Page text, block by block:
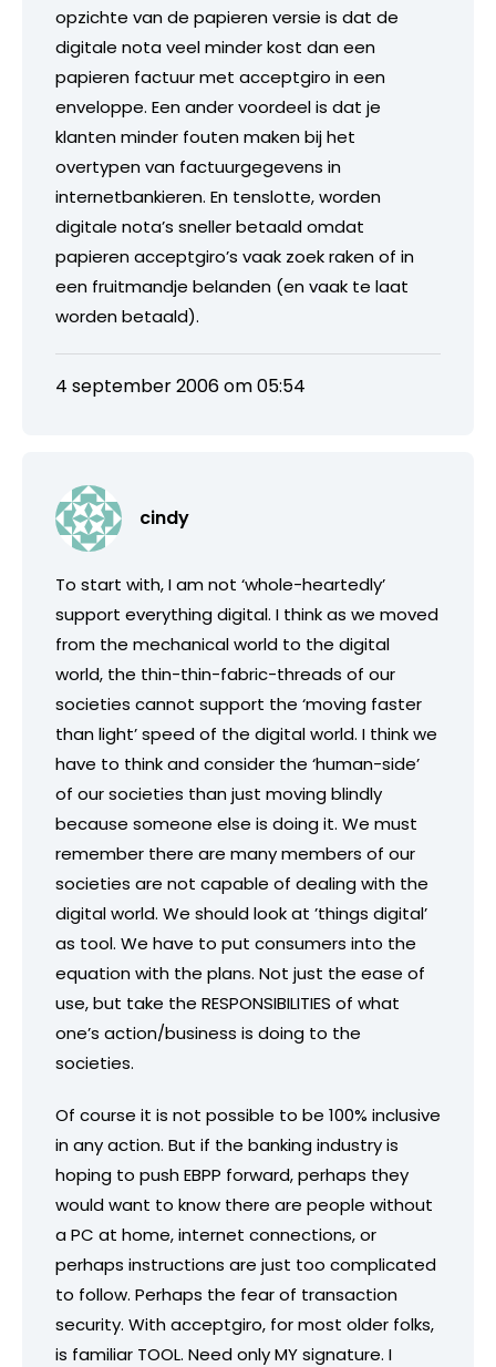
opzichte van de papieren versie is dat de
digitale nota veel minder kost dan een
papieren factuur met acceptgiro in een
enveloppe. Een ander voordeel is dat je
klanten minder fouten maken bij het
overtypen van factuurgegevens in
internetbankieren. En tenslotte, worden
digitale nota’s sneller betaald omdat
papieren acceptgiro’s vaak zoek raken of in
een fruitmandje belanden (en vaak te laat
worden betaald).
4 september 2006 om 05:54
cindy
To start with, I am not ‘whole-heartedly’
support everything digital. I think as we moved
from the mechanical world to the digital
world, the thin-thin-fabric-threads of our
societies cannot support the ‘moving faster
than light’ speed of the digital world. I think we
have to think and consider the ‘human-side’
of our societies than just moving blindly
because someone else is doing it. We must
remember there are many members of our
societies are not capable of dealing with the
digital world. We should look at ’things digital’
as tool. We have to put consumers into the
equation with the plans. Not just the ease of
use, but take the RESPONSIBILITIES of what
one’s action/business is doing to the
societies.
Of course it is not possible to be 100% inclusive
in any action. But if the banking industry is
hoping to push EBPP forward, perhaps they
would want to know there are people without
a PC at home, internet connections, or
perhaps instructions are just too complicated
to follow. Perhaps the fear of transaction
security. With acceptgiro, for most older folks,
is familiar TOOL. Need only MY signature. I